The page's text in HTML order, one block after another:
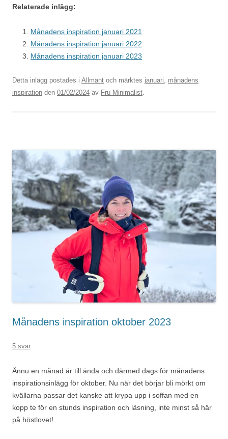
Relaterade inlägg:
Månadens inspiration januari 2021
Månadens inspiration januari 2022
Månadens inspiration januari 2023
Detta inlägg postades i Allmänt och märktes januari
månadens
inspiration den 01/02/2024 av Fru Minimalist
Månadens inspiration oktober 2023
5 svar
Ännu en månad är till ända och därmed dags för månadens
inspirationsinlägg för oktober. Nu när det börjar bli mörkt om
kvällarna passar det kanske att krypa upp i soffan med en
kopp te för en stunds inspiration och läsning, inte minst så här
på höstlovet!